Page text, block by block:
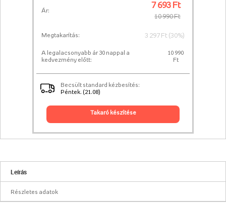
Ár:
7 693 Ft
10 990 Ft
Megtakarítás: 3 297 Ft (30%)
A legalacsonyabb ár 30 nappal a
kedvezmény előtt:
10 990
Ft
Becsült standard kézbesítés:
Péntek. (21.08)
takaró készítése
Leírás
Részletes adatok